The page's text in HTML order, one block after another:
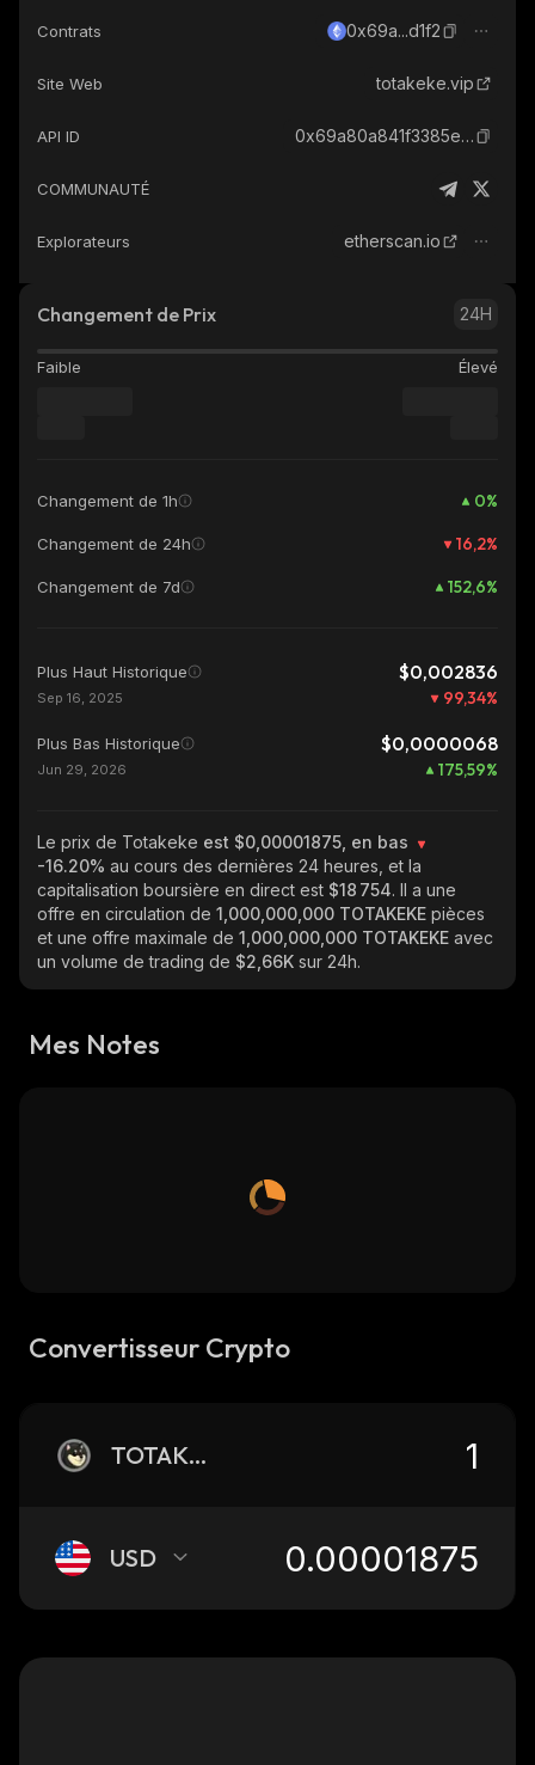
Contrats 0x69a...d1f2
Site Web totakeke.vip
API ID 0x69a80a841f3385ec8ddc6c24d2ad2f615d2ad1f2_ethereum
COMMUNAUTÉ
Explorateurs etherscan.io
Changement de Prix 24H
Faible Élevé
Changement de 1h 0%
Changement de 24h 16,2%
Changement de 7d 152,6%
Plus Haut Historique $0,002836
Sep 16, 2025 99,34%
Plus Bas Historique $0,0000068
Jun 29, 2026 175,59%
Le prix de Totakeke est $0,00001875, en bas
-16.20% au cours des dernières 24 heures, et la
capitalisation boursière en direct est $18 754. Il a une
offre en circulation de 1,000,000,000 TOTAKEKE pièces
et une offre maximale de 1,000,000,000 TOTAKEKE avec
un volume de trading de $2,66K sur 24h.
Mes Notes
Convertisseur Crypto
TOTAKEKE
USD